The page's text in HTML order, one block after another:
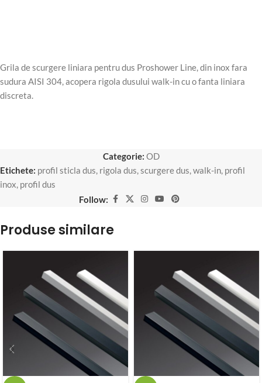
Grila de scurgere liniara pentru dus Proshower Line, din inox fara
sudura AISI 304, acopera rigola dusului walk-in cu o fanta liniara
discreta.
Categorie: OD
Etichete: profil sticla dus, rigola dus,scurgere dus,walk-in, profil
inox, profil dus
Follow:
Produse similare